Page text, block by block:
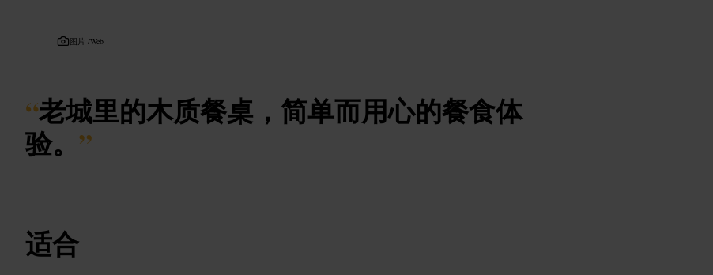
图片 /Web
“老城里的木质餐桌，简单而用心的餐食体
验。 ”
适合